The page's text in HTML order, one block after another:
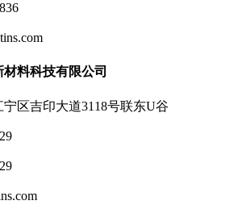
料科技有限公司
区吉印大道3118号联东U谷